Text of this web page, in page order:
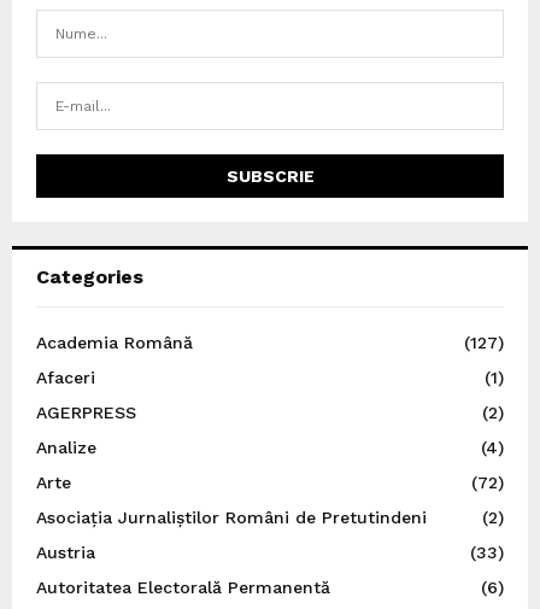
Categories
Academia Română
(127)
Afaceri
(1)
AGERPRESS
(2)
Analize
(4)
Arte
(72)
Asociația Jurnaliștilor Români de Pretutindeni
(2)
Austria
(33)
Autoritatea Electorală Permanentă
(6)